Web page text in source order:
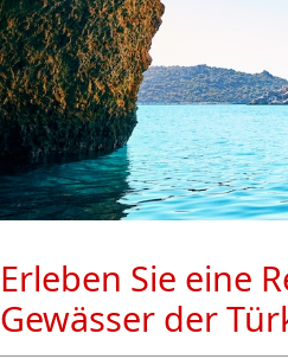
Erleben Sie eine
Gewässer der